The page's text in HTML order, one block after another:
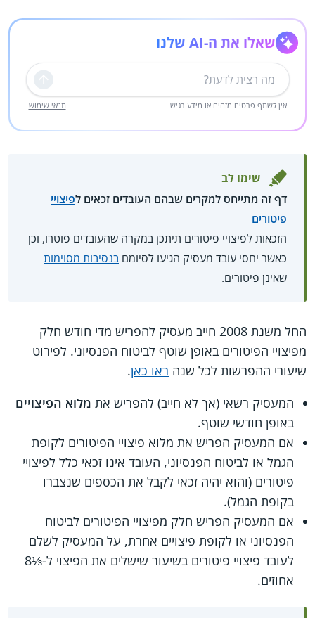
שאלו את ה-AI שלנו
שליחה
אין לשתף פרטים מזהים או מידע רגיש תנאי שימוש
שימו לב
דף זה מתייחס למקרים שבהם העובדים זכאים לפיצויי
פיטורים
הזכאות לפיצויי פיטורים תיתכן במקרה שהעובדים פוטרו, וכן
כאשר יחסי עובד מעסיק הגיעו לסיומם בנסיבות מסוימות
שאינן פיטורים.
החל משנת 2008 חייב מעסיק להפריש מדי חודש חלק
מפיצויי הפיטורים באופן שוטף לביטוח הפנסיוני. לפירוט
שיעורי ההפרשות לכל שנה ראו כאן.
המעסיק רשאי (אך לא חייב) להפריש את מלוא הפיצויים
באופן חודשי שוטף.
אם המעסיק הפריש את מלוא פיצויי הפיטורים לקופת
הגמל או לביטוח הפנסיוני, העובד אינו זכאי כלל לפיצויי
פיטורים (והוא יהיה זכאי לקבל את הכספים שנצברו
בקופת הגמל).
אם המעסיק הפריש חלק מפיצויי הפיטורים לביטוח
הפנסיוני או לקופת פיצויים אחרת, על המעסיק לשלם
לעובד פיצויי פיטורים בשיעור שישלים את הפיצוי ל-⅓8
אחוזים.